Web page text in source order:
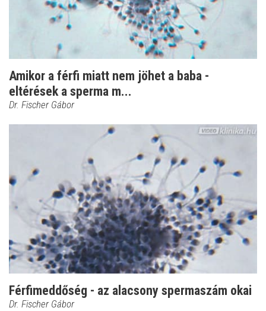
Amikor a férfi miatt nem jöhet a baba -
eltérések a sperma m...
Dr. Fischer Gábor
Férfimeddőség - az alacsony spermaszám okai
Dr. Fischer Gábor